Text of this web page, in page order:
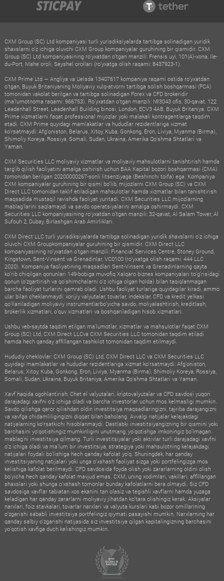
CXM Group (SC) Ltd kompaniyasi turli yurisdiksiyalarda tartibga solinadigan yuridik
shaxslarni o‘z ichiga oluvchi CXM Group kompaniyalar guruhining bir qismidir. CXM
Group (SC) Ltd kompaniyasining ro‘yxatdan o‘tgan manzili: Frensis uyi, 101(A)-xona, Ile-
du-Port, Mahe oroli, Seyshel orollari (ro‘yxatga olish raqami: 8437923-1).
CXM Prime Ltd — Angliya va Uelsda 13407617 kompaniya raqami ostida ro‘yxatdan
o‘tgan, Buyuk Britaniyaning Moliyaviy xulq-atvorni tartibga solish boshqarmasi (FCA)
tomonidan vakolat berilgan va tartibga solinadigan Forex va CFD brokeridir
(ma’lumotnoma raqami: 966753). Ro‘yxatdan o‘tgan manzili: №3043 ofis, 30-qavat, 122
Leadenhall Street, Leadenhall Building binosi, London, ECV3 4AB, Buyuk Britaniya. CXM
Prime xizmatlarni faqat professional mijozlar yoki malakali kontragentlarga taqdim
etadi. CXM Prime quyidagi mamlakatlar va hududlar rezidentlariga xizmat
ko‘rsatmaydi: Afg‘oniston, Belarus, Xitoy, Kuba, Gonkong, Eron, Liviya, Myanma (Birma),
Shimoliy Koreya, Rossiya, Somali, Sudan, Ukraina, Amerika Qo‘shma Shtatlari va
Yaman.
CXM Securities LLC moliyaviy xizmatlar va moliyaviy mahsulotlarni tanishtirish hamda
targ‘ib qilish faoliyatini amalga oshirish uchun BAA Kapital bozori boshqarmasi (CMA)
tomonidan berilgan 20200000267-sonli litsenziyaga (Beshinchi toifa) ega. Kompaniya
CXM kompaniyalar guruhining bir qismi bo‘lib, mijozlarni CXM Group (SC) va CXM
Direct LLC tomonidan taklif etiladigan mahsulotlar hamda xizmatlar bilan tanishtirish
maqsadida mustaqil ravishda faoliyat yuritadi. CXM Securities LLC mijozlarning
mablag‘larini saqlamaydi va savdo operatsiyalarini amalga oshirmaydi. CXM
Securities LLC kompaniyasining ro‘yxatdan o‘tgan manzili: 32-qavat, Al Salam Tower, Al
Sufouh 2, Dubay, Birlashgan Arab Amirliklari.
CXM Direct LLC turli yurisdiksiyalarda tartibga solinadigan yuridik shaxslarni o‘z ichiga
oluvchi CXM Groupkompaniyalar guruhining bir qismidir. CXM Direct LLC
kompaniyasining ro‘yxatdan o‘tgan manzili: Financial Services Centre, Stoney Ground,
Kingstown, Sent-Vinsent va Grenadinlar, VC0100 (ro‘yxatga olish raqami: 444 LLC
2020). Kompaniya faoliyatining maqsadlari Sent-Vinsent va Grenadinlarning qayta
ko‘rib chiqilgan qonunlari 149-bobiga muvofiq Xalqaro biznes kompaniyalari to‘g‘risidagi
qonun (o‘zgartirish va qo‘shimchalarni o‘z ichiga olgan holda) bilan taqiqlanmagan
barcha faoliyat turlarini qamrab oladi. Ushbu faoliyat turlariga quyidagilar kiradi, ammo
ular bilan cheklanmaydi: xorijiy valyutalar, tovarlar, indekslar, CFD va kredit yelkasi
qo‘llaniladigan moliyaviy instrumentlarbo‘yicha savdo, moliyalashtirish, kreditlash,
brokerlik xizmatlari, o‘quv xizmatlari va boshqariladigan hisob xizmatlari.
Ushbu veb-saytda taqdim etilgan ma’lumotlar, xizmatlar va mahsulotlar faqat CXM
Group (SC) Ltd, CXM Direct LLCva CXM Securities LLC tomonidan taqdim etiladi
hamda hech qanday affillangan tashkilot tomonidan taqdim etilmaydi.
Hududiy cheklovlar: CXM Group (SC) Ltd, CXM Direct LLC va CXM Securities LLC
quyidagi mamlakatlar va hududlar rezidentlariga xizmat ko‘rsatmaydi: Afg‘oniston,
Belarus, Xitoy, Kuba, Gonkong, Eron, Liviya, Myanma (Birma), Shimoliy Koreya, Rossiya,
Somali, Sudan, Ukraina, Buyuk Britaniya, Amerika Qo‘shma Shtatlari va Yaman.
Xavf haqida ogohlantirish: Chet el valyutalari, kriptovalyutalar va CFD savdosi yuqori
darajadagi xavfni o‘z ichiga oladi va barcha investorlar uchun mos kelmasligi mumkin.
Savdo qilishga qaror qilishdan oldin investitsiya maqsadlaringizni, tajriba darajangizni
va xavfga chidamliligingizni diqqat bilan baholang. Avvalgi natijalar kelajakdagi
natijalarning ko‘rsatkichi hisoblanmaydi. Dastlabki investitsiyangizning bir qismini yoki
barchasini yo‘qotishingiz mumkinligini unutmang; yo‘qotishga imkoningiz bo‘lmagan
mablag‘ni investitsiya qilmang. Turli investitsiyalar yoki aktivlar turli darajadagi xavfni
o‘z ichiga oladi va ma’lum bir investitsiya, strategiya yoki mahsulotning kelajakdagi
natijalari foydali bo‘lishiga hech qanday kafolat yo‘q. Shuningdek, har qanday
investitsiyaning natijalari yoki unga o‘xshash faoliyat sizga yoki portfelingizga mos
kelishiga kafolat berilmaydi. CFD savdosida foyda olish yoki zararlarning oldini olish
bo‘yicha hech qanday kafolat mavjud emas. CXM, uning xodimlari, vakillari, affillangan
shaxslari yoki shunga o‘xshash tomonlar bunday kafolatlarni bera olmaydi. Siz CFD
savdosiga xavflar tabiatan xos ekanini tan olasiz va tegishli xavflarni hamda yuzaga
keladigan har qanday zararlarni moliyaviy jihatdan ko‘tara olishingiz kerak. Aksiyalar
narxlari, foiz stavkalari, tovarlar narxlari va valyuta kurslari kabi bozor omillarining
o‘zgarishi sababli investitsiya portfelingiz qiymati pasayishi mumkin. Narxlarning har
qanday salbiy o‘zgarishi natijasida siz investitsiya qilgan kapitalingizning barchasini
yo‘qotish xavfiga duch kelishingiz mumkin.